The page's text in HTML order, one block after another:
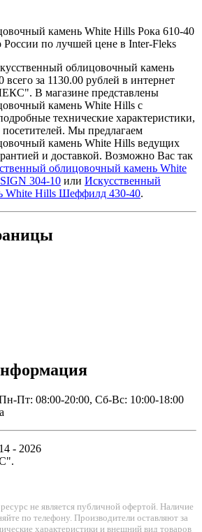
камень White Hills Рока 610-40
России по лучшей цене в Inter-Fleks
облицовочный камень
за 1130.00 рублей в интернет
В магазине представлены
камень White Hills с
технические характеристики,
Мы предлагаем
камень White Hills ведущих
и доставкой. Возможно Вас так
облицовочный камень White
304-10 или Искусственный
White Hills Шеффилд 430-40.
Пт: 08:00-20:00, Сб-Вс: 10:00-18:00
- 2026
не является публичной офертой. Наличие
по телефону. Производители оставляют за
характеристики и внешний вид товаров